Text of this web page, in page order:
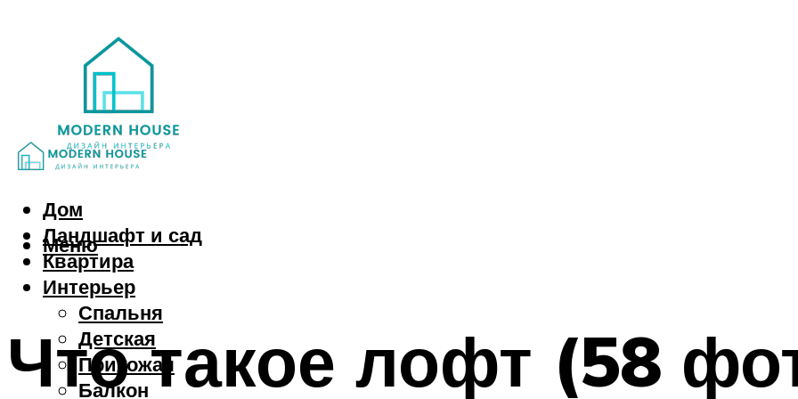
Дом
Ландшафт и сад
Квартира
Интерьер
Спальня
Детская
Прихожая
Балкон
Меню
Что такое лофт (58